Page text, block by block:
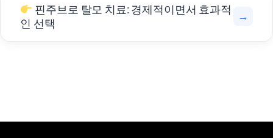
핀주브로 탈모 치료: 경제적이면서 효과적
인 선택
→